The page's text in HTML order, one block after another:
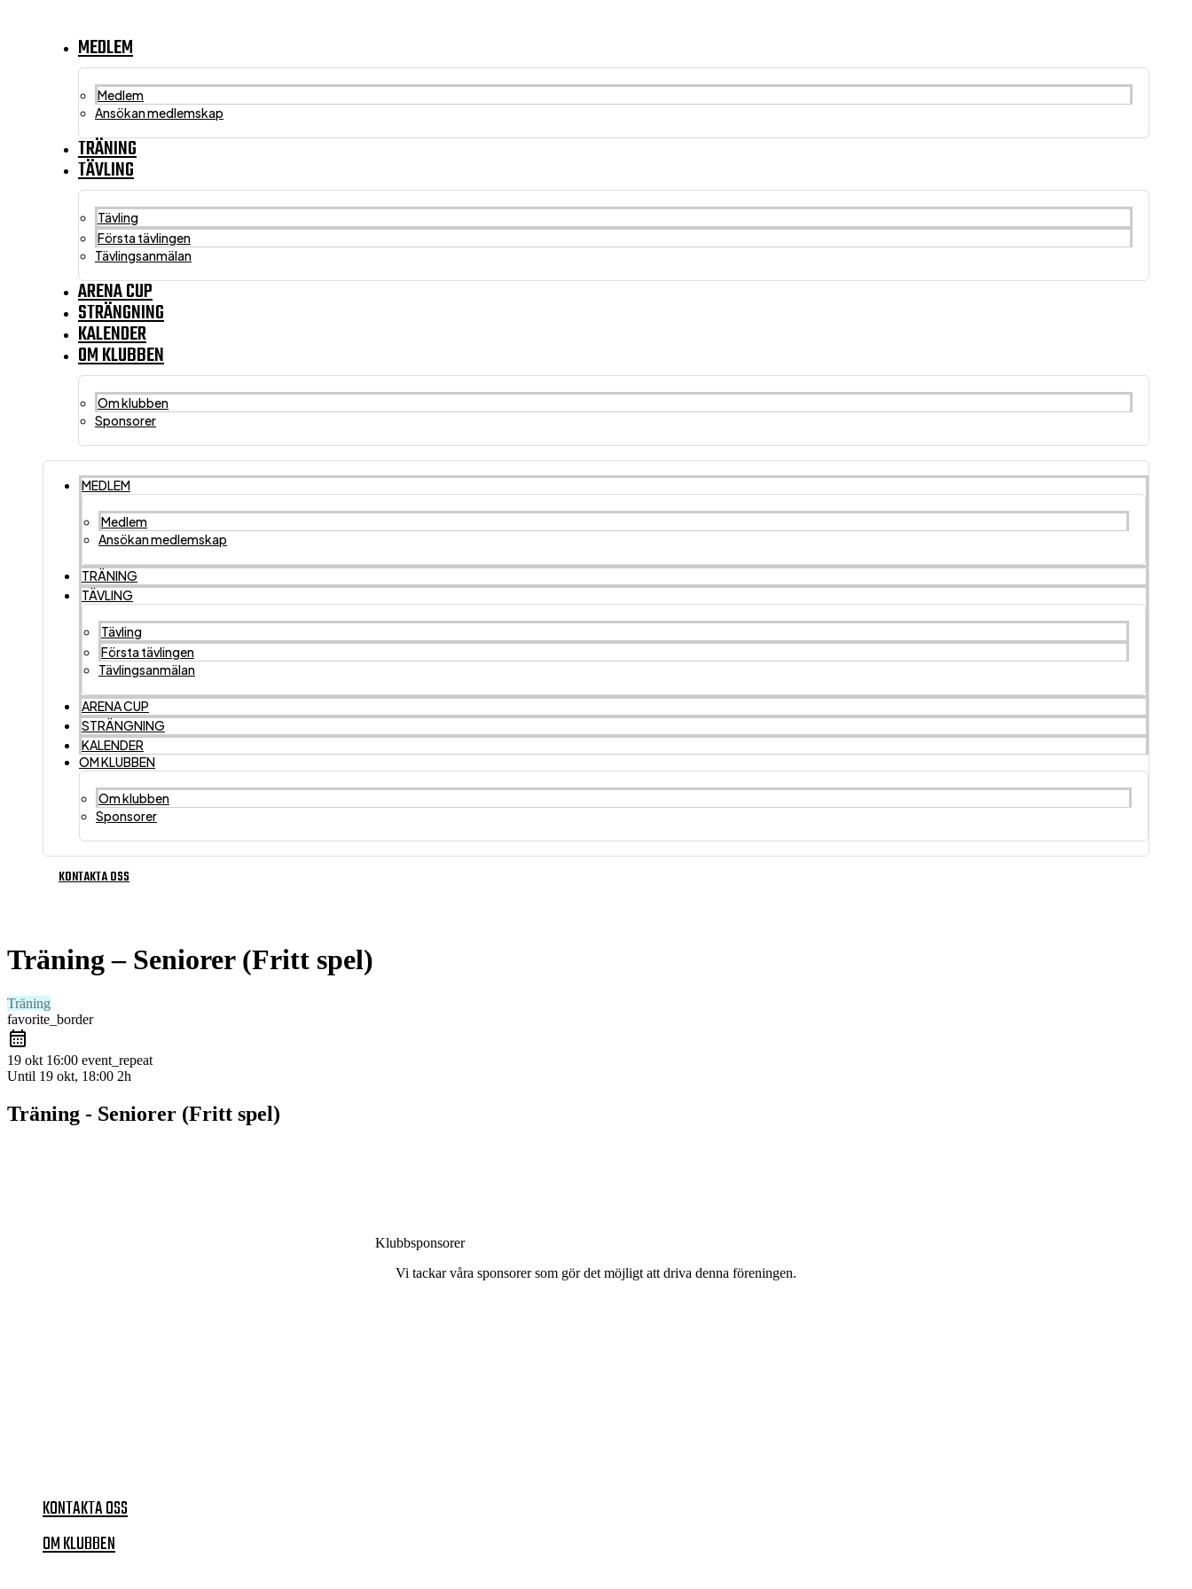
MEDLEM
Medlem
Ansökan medlemskap
TRÄNING
TÄVLING
Tävling
Första tävlingen
Tävlingsanmälan
ARENA CUP
STRÄNGNING
KALENDER
OM KLUBBEN
Om klubben
Sponsorer
MEDLEM
Medlem
Ansökan medlemskap
TRÄNING
TÄVLING
Tävling
Första tävlingen
Tävlingsanmälan
ARENA CUP
STRÄNGNING
KALENDER
OM KLUBBEN
Om klubben
Sponsorer
KONTAKTA OSS
Träning – Seniorer (Fritt spel)
Träning
favorite_border
19 okt 16:00 event_repeat
Until 19 okt, 18:00 2h
Träning - Seniorer (Fritt spel)
Klubbsponsorer
Vi tackar våra sponsorer som gör det möjligt att driva denna föreningen.
KONTAKTA OSS
OM KLUBBEN